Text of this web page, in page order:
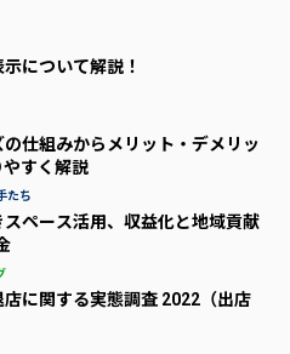
について解説！
仕組みからメリット・デメリッ
やすく解説
たち
ペース活用、収益化と地域貢献
に関する実態調査 2022（出店